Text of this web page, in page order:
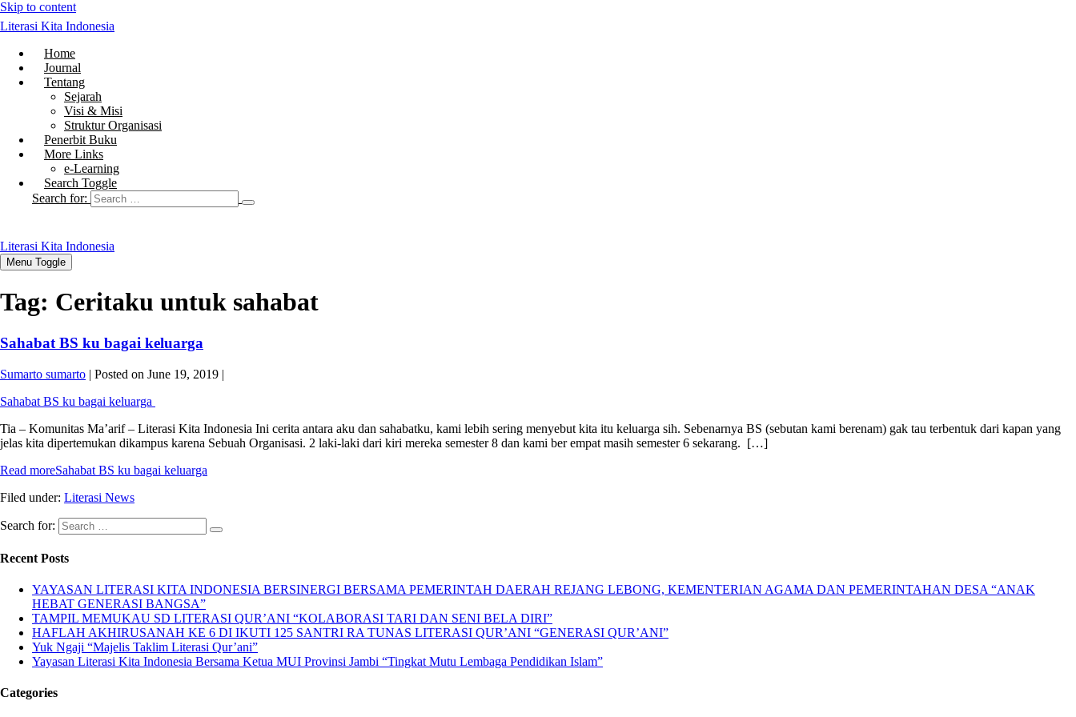
Skip to content
Literasi Kita Indonesia
Home
Journal
Tentang
Sejarah
Visi & Misi
Struktur Organisasi
Penerbit Buku
More Links
e-Learning
Search Toggle
Search for:
Literasi Kita Indonesia
Menu Toggle
Tag: Ceritaku untuk sahabat
Sahabat BS ku bagai keluarga
Sumarto sumarto | Posted on June 19, 2019 |
Sahabat BS ku bagai keluarga
Tia – Komunitas Ma’arif – Literasi Kita Indonesia Ini cerita antara aku dan sahabatku, kami lebih sering menyebut kita itu keluarga sih. Sebenarnya BS (sebutan kami berenam) gak tau terbentuk dari kapan yang
jelas kita dipertemukan dikampus karena Sebuah Organisasi. 2 laki-laki dari kiri mereka semester 8 dan kami ber empat masih semester 6 sekarang. […]
Read moreSahabat BS ku bagai keluarga
Filed under: Literasi News
Search for:
Recent Posts
YAYASAN LITERASI KITA INDONESIA BERSINERGI BERSAMA PEMERINTAH DAERAH REJANG LEBONG, KEMENTERIAN AGAMA DAN PEMERINTAHAN DESA “ANAK
HEBAT GENERASI BANGSA”
TAMPIL MEMUKAU SD LITERASI QUR’ANI “KOLABORASI TARI DAN SENI BELA DIRI”
HAFLAH AKHIRUSANAH KE 6 DI IKUTI 125 SANTRI RA TUNAS LITERASI QUR’ANI “GENERASI QUR’ANI”
Yuk Ngaji “Majelis Taklim Literasi Qur’ani”
Yayasan Literasi Kita Indonesia Bersama Ketua MUI Provinsi Jambi “Tingkat Mutu Lembaga Pendidikan Islam”
Categories